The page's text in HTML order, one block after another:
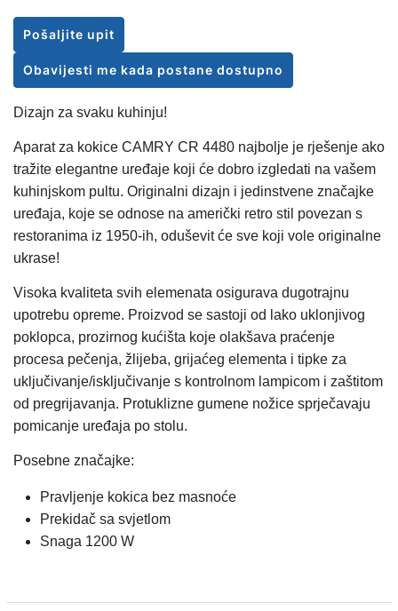
Dizajn za svaku kuhinju!
Aparat za kokice CAMRY CR 4480 najbolje je rješenje ako
tražite elegantne uređaje koji će dobro izgledati na vašem
kuhinjskom pultu. Originalni dizajn i jedinstvene značajke
uređaja, koje se odnose na američki retro stil povezan s
restoranima iz 1950-ih, oduševit će sve koji vole originalne
ukrase!
Visoka kvaliteta svih elemenata osigurava dugotrajnu
upotrebu opreme. Proizvod se sastoji od lako uklonjivog
poklopca, prozirnog kućišta koje olakšava praćenje
procesa pečenja, žlijeba, grijaćeg elementa i tipke za
uključivanje/isključivanje s kontrolnom lampicom i zaštitom
od pregrijavanja. Protuklizne gumene nožice sprječavaju
pomicanje uređaja po stolu.
Posebne značajke:
Pravljenje kokica bez masnoće
Prekidač sa svjetlom
Snaga 1200 W
Pošaljite upit
Obavijesti me kada postane dostupno